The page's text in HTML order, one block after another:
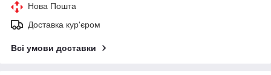
Нова Пошта
Доставка кур'єром
Всі умови доставки